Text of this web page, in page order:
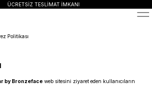
ÜCRETSİZ TESLİMAT İMKANI
SÜRDÜRÜLEBİLİR ÜRÜNLER
Politikası
by Bronzeface web sitesini ziyaret eden kullanıcıların